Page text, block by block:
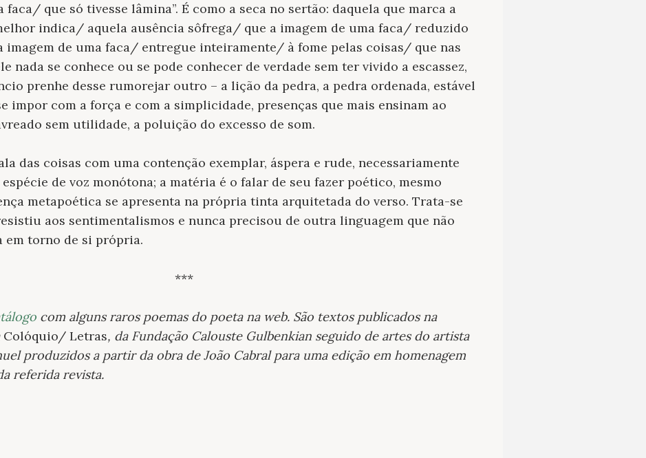
faca/ que só tivesse lâmina”. É como a seca no sertão: daquela que marca a
indica/ aquela ausência sôfrega/ que a imagem de uma faca/ reduzido
imagem de uma faca/ entregue inteiramente/ à fome pelas coisas/ que nas
nada se conhece ou se pode conhecer de verdade sem ter vivido a escassez,
prenhe desse rumorejar outro – a lição da pedra, a pedra ordenada, estável
impor com a força e com a simplicidade, presenças que mais ensinam ao
sem utilidade, a poluição do excesso de som.
das coisas com uma contenção exemplar, áspera e rude, necessariamente
de voz monótona; a matéria é o falar de seu fazer poético, mesmo
metapoética se apresenta na própria tinta arquitetada do verso. Trata-se
aos sentimentalismos e nunca precisou de outra linguagem que não
em torno de si própria.
***
com alguns raros poemas do poeta na web. São textos publicados na
Colóquio/ Letras, da Fundação Calouste Gulbenkian seguido de artes do artista
produzidos a partir da obra de João Cabral para uma edição em homenagem
referida revista.